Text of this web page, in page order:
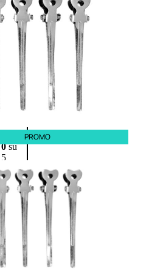
Fragranze
Nature
Donna
L’OCCITANE
VERBENA
Valutato
0su
5
(0)
56,00€
42,00
AGGIUNGI
AL
CARRELLO
PROMO